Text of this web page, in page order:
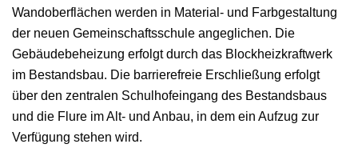
Wandoberflächen werden in Material- und Farbgestaltung
der neuen Gemeinschaftsschule angeglichen. Die
Gebäudebeheizung erfolgt durch das Blockheizkraftwerk
im Bestandsbau. Die barrierefreie Erschließung erfolgt
über den zentralen Schulhofeingang des Bestandsbaus
und die Flure im Alt- und Anbau, in dem ein Aufzug zur
Verfügung stehen wird.